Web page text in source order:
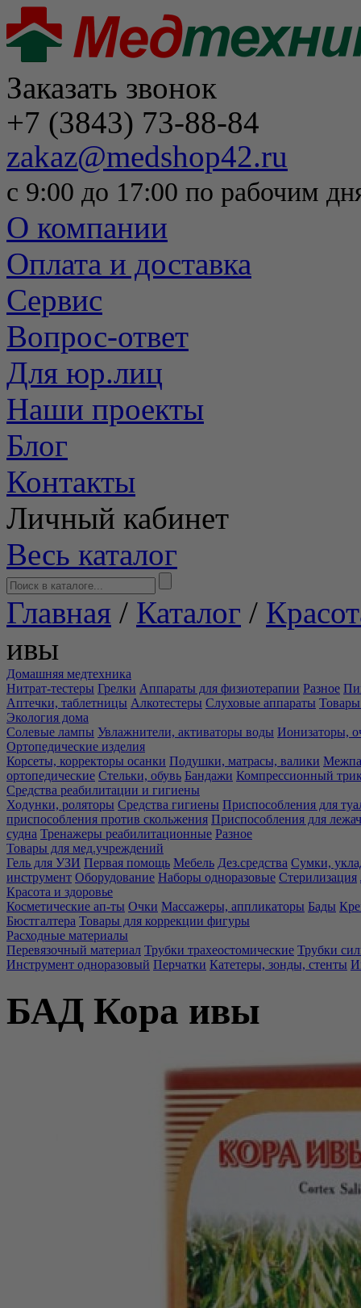
Заказать звонок
+7 (3843) 73-88-84
zakaz@medshop42.ru
с 9:00 до 17:00 по рабочим
О компании
Оплата и доставка
Сервис
Вопрос-ответ
Для юр.лиц
Наши проекты
Блог
Контакты
Личный кабинет
Весь каталог
Главная / Каталог /
ивы
Домашняя медтехника
Нитрат-тестеры Грелки Аппараты для физиотерапии Разное
Аптечки, таблетницы Алкотестеры Слуховые аппараты Товары
Экология дома
Солевые лампы Увлажнители, активаторы воды Ионизаторы,
Ортопедические изделия
Корсеты, корректоры осанки Подушки, матрасы, валики
ортопедические Стельки, обувь Бандажи Компрессионный
Средства реабилитации и гигиены
Ходунки, роляторы Средства гигиены Приспособления для
приспособления против скольжения Приспособления для
судна Тренажеры реабилитационные Разное
Товары для мед.учреждений
Гель для УЗИ Первая помощь Мебель Дез.средства Сумки,
инструмент Оборудование Наборы одноразовые Стерилизация
Красота и здоровье
Косметические ап-ты Очки Массажеры, аппликаторы Бады
Бюстгалтера Товары для коррекции фигуры
Расходные материалы
Перевязочный материал Трубки трахеостомические Трубки
Инструмент одноразовый Перчатки Катетеры, зонды, стенты
БАД Кора ивы